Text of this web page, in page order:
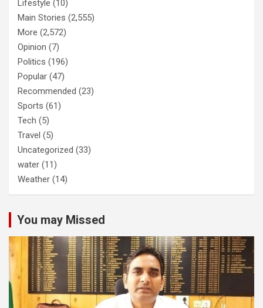
Lifestyle (10)
Main Stories (2,555)
More (2,572)
Opinion (7)
Politics (196)
Popular (47)
Recommended (23)
Sports (61)
Tech (5)
Travel (5)
Uncategorized (33)
water (11)
Weather (14)
You may Missed